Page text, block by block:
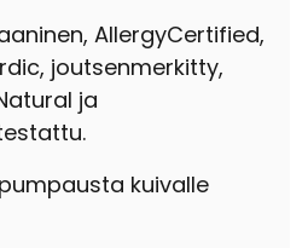
AllergyCertified,
joutsenmerkitty,
ja
kuivalle